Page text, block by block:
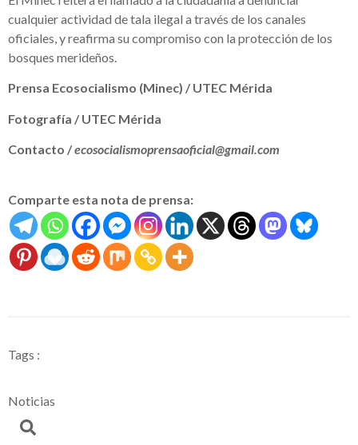
cualquier actividad de tala ilegal a través de los canales
oficiales, y reafirma su compromiso con la protección de los
bosques merideños.
Prensa Ecosocialismo (Minec) / UTEC Mérida
Fotografía / UTEC Mérida
Contacto /ecosocialismoprensaoficial@gmail.com
Comparte esta nota de prensa:
Tags :
Noticias